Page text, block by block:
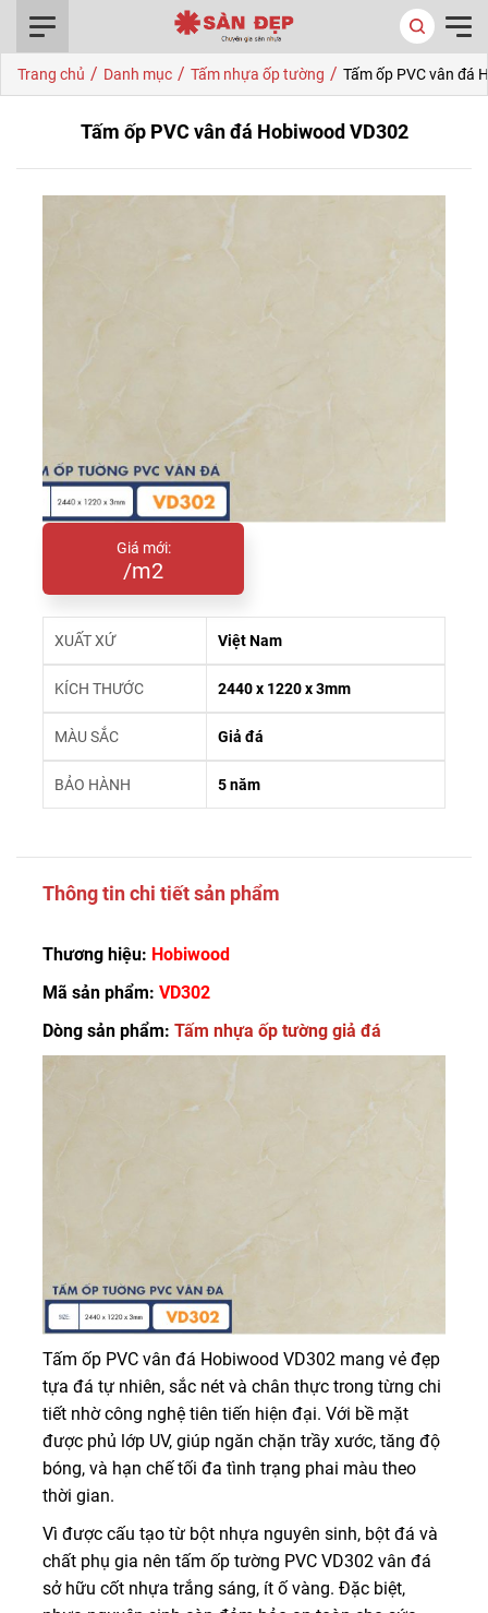
Trang chủ / Danh mục / Tấm nhựa ốp tường / Tấm ốp PVC vân đá
Tấm ốp PVC vân đá Hobiwood VD302
Giá mới:
/m2
XUẤT XỨ Việt Nam
KÍCH THƯỚC 2440 x 1220 x 3mm
MÀU SẮC Giả đá
BẢO HÀNH 5 năm
Thông tin chi tiết sản phẩm
Thương hiệu: Hobiwood
Mã sản phẩm: VD302
Dòng sản phẩm: Tấm nhựa ốp tường giả đá
Tấm ốp PVC vân đá Hobiwood VD302 mang vẻ đẹp
tựa đá tự nhiên, sắc nét và chân thực trong từng chi
tiết nhờ công nghệ tiên tiến hiện đại. Với bề mặt
được phủ lớp UV, giúp ngăn chặn trầy xước, tăng độ
bóng, và hạn chế tối đa tình trạng phai màu theo
thời gian.
Vì được cấu tạo từ bột nhựa nguyên sinh, bột đá và
chất phụ gia nên tấm ốp tường PVC VD302 vân đá
sở hữu cốt nhựa trắng sáng, ít ố vàng. Đặc biệt,